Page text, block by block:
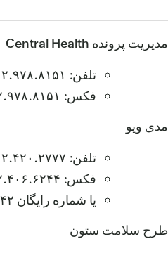
مدیریت پرونده Central Health
تلفن: ۵۱۲.۹۷۸.۸۱۵۱
فکس: ۵۱۲.۹۷۸.۸۱۵۱
مدی ویو
تلفن: ۵۱۲.۴۲۰.۲۷۷۷
فکس: ۵۱۲.۴۰۶.۶۲۴۴
یا شماره رایگان ۸۶۶.۲۷۲.۲۵۴۲
طرح سلامت ستون